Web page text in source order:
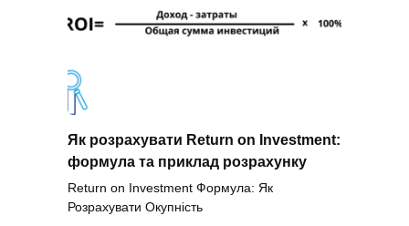
Як розрахувати Return on Investment:
формула та приклад розрахунку
Return on Investment Формула: Як
Розрахувати Окупність